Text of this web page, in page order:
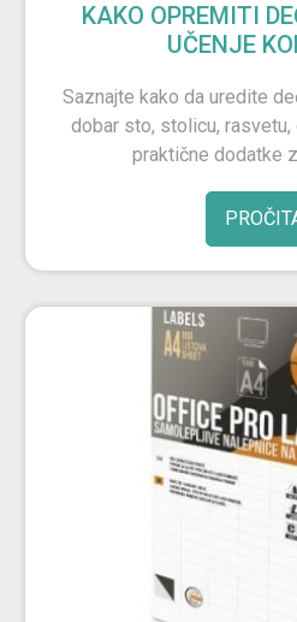
KAKO OPREMITI
UČENJE
Saznajte kako da uredite
dobar sto, stolicu,
praktične dodatke